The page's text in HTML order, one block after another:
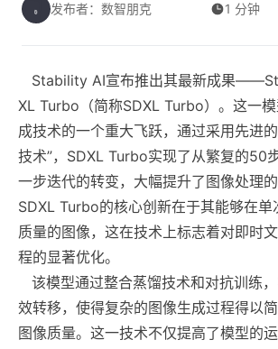
发布者：数智朋克 1 分钟
Stability AI宣布推出其最新成果
XL Turbo（简称SDXL Turbo）。这一
成技术的一个重大飞跃，通过采用先进
技术”，SDXL Turbo实现了从繁复的50
一步迭代的转变，大幅提升了图像处理的
SDXL Turbo的核心创新在于其能够在单
质量的图像，这在技术上标志着对即时
程的显著优化。
该模型通过整合蒸馏技术和对抗训练
效转移，使得复杂的图像生成过程得以
图像质量。这一技术不仅提高了模型的